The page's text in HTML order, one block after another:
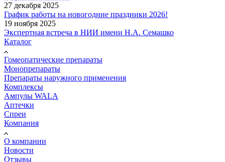
27 декабря 2025
График работы на новогодние праздники 2026!
19 ноября 2025
Экспертная встреча в НИИ имени Н.А. Семашко
Каталог
Гомеопатические препараты
Монопрепараты
Препараты наружного применения
Комплексы
Ампулы WALA
Аптечки
Спреи
Компания
О компании
Новости
Отзывы